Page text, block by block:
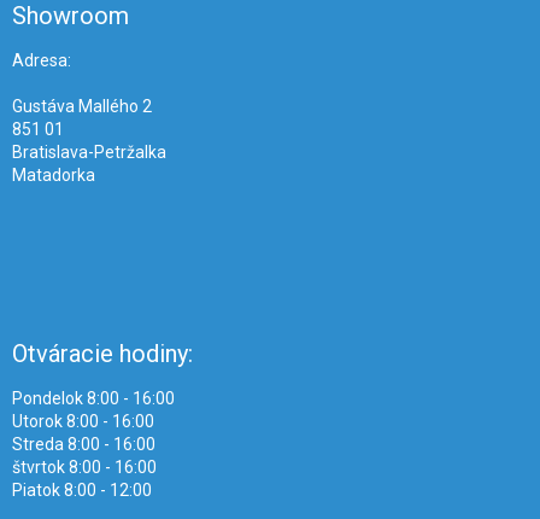
Showroom
Adresa:
Gustáva Mallého 2
851 01
Bratislava-Petržalka
Matadorka
Otváracie hodiny:
Pondelok 8:00 - 16:00
Utorok 8:00 - 16:00
Streda 8:00 - 16:00
štvrtok 8:00 - 16:00
Piatok 8:00 - 12:00